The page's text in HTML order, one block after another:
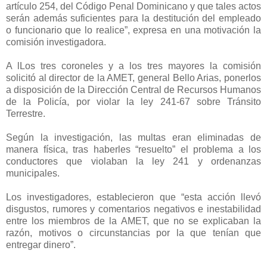
artículo 254, del Código Penal Dominicano y que tales actos
serán además suficientes para la destitución del empleado
o funcionario que lo realice”, expresa en una motivación la
comisión investigadora.
A lLos tres coroneles y a los tres mayores la comisión
solicitó al director de la AMET, general Bello Arias, ponerlos
a disposición de la Dirección Central de Recursos Humanos
de la Policía, por violar la ley 241-67 sobre Tránsito
Terrestre.
Según la investigación, las multas eran eliminadas de
manera física, tras haberles “resuelto” el problema a los
conductores que violaban la ley 241 y ordenanzas
municipales.
Los investigadores, establecieron que “esta acción llevó
disgustos, rumores y comentarios negativos e inestabilidad
entre los miembros de la AMET, que no se explicaban la
razón, motivos o circunstancias por la que tenían que
entregar dinero”.